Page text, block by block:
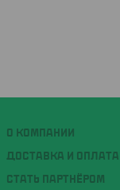
О КОМПАНИИ
ДОСТАВКА И ОПЛАТА
СТАТЬ ПАРТНЁРОМ